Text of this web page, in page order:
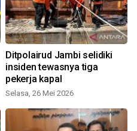
Ditpolairud Jambi selidiki
insiden tewasnya tiga
pekerja kapal
Selasa, 26 Mei 2026